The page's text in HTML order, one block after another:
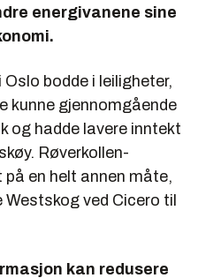
energivanene sine
bodde i leiligheter,
kunne gjennomgående
og hadde lavere inntekt
Røverkollen-
en helt annen måte,
ved Cicero til
kan redusere